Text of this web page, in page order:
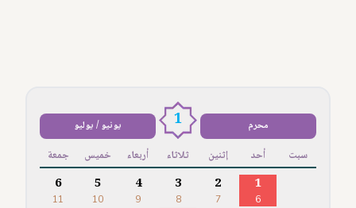
محرم 1 يونيو / يوليو
سبت أحد إثنين ثلاثاء أربعاء خميس جمعة
1
6
2
7
3
8
4
9
5
10
6
11